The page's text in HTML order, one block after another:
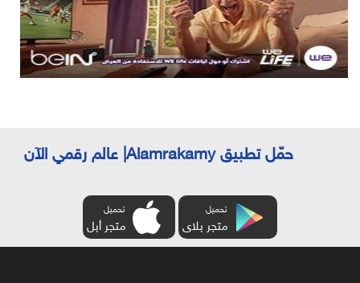
حمّل تطبيق Alamrakamy| عالم رقمي الآن
تحميل
متجر بلاى
تحميل
متجر أبل